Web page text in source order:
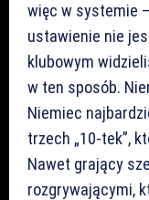
więc w systemie
ustawienie nie
klubowym
w ten sposób.
Niemiec
trzech „10-tek”,
Nawet grający
rozgrywającymi,